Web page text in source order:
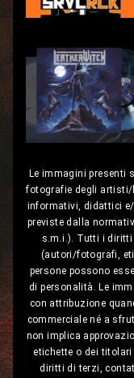
Le immagini presenti
fotografie degli
informativi, didattici
previste dalla
s.m.i.). Tutti i
(autori/fotografi,
persone possono
di personalità. Le
con attribuzione
commerciale né a
non implica
etichette o dei
diritti di terzi,